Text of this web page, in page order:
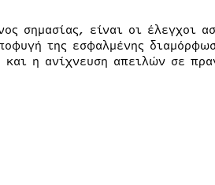
σημασίας, είναι οι έλεγχοι
της εσφαλμένης
η ανίχνευση απειλών σε